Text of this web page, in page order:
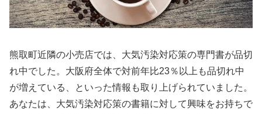
熊取町近隣の小売店では、大気汚染対応策の専門書が品切
れ中でした。大阪府全体で対前年比23％以上も品切れ中
が増えている、といった情報も取り上げられていました。
あなたは、大気汚染対応策の書籍に対して興味をお持ちで